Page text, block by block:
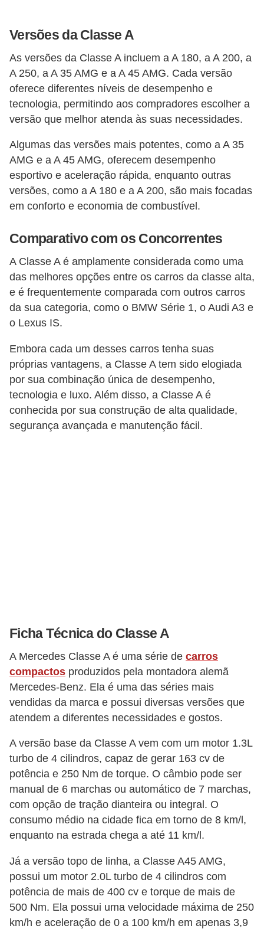
Versões da Classe A
As versões da Classe A incluem a A 180, a A 200, a
A 250, a A 35 AMG e a A 45 AMG. Cada versão
oferece diferentes níveis de desempenho e
tecnologia, permitindo aos compradores escolher a
versão que melhor atenda às suas necessidades.
Algumas das versões mais potentes, como a A 35
AMG e a A 45 AMG, oferecem desempenho
esportivo e aceleração rápida, enquanto outras
versões, como a A 180 e a A 200, são mais focadas
em conforto e economia de combustível.
Comparativo com os Concorrentes
A Classe A é amplamente considerada como uma
das melhores opções entre os carros da classe alta,
e é frequentemente comparada com outros carros
da sua categoria, como o BMW Série 1, o Audi A3 e
o Lexus IS.
Embora cada um desses carros tenha suas
próprias vantagens, a Classe A tem sido elogiada
por sua combinação única de desempenho,
tecnologia e luxo. Além disso, a Classe A é
conhecida por sua construção de alta qualidade,
segurança avançada e manutenção fácil.
Ficha Técnica do Classe A
A Mercedes Classe A é uma série de carros
compactos produzidos pela montadora alemã
Mercedes-Benz. Ela é uma das séries mais
vendidas da marca e possui diversas versões que
atendem a diferentes necessidades e gostos.
A versão base da Classe A vem com um motor 1.3L
turbo de 4 cilindros, capaz de gerar 163 cv de
potência e 250 Nm de torque. O câmbio pode ser
manual de 6 marchas ou automático de 7 marchas,
com opção de tração dianteira ou integral. O
consumo médio na cidade fica em torno de 8 km/l,
enquanto na estrada chega a até 11 km/l.
Já a versão topo de linha, a Classe A45 AMG,
possui um motor 2.0L turbo de 4 cilindros com
potência de mais de 400 cv e torque de mais de
500 Nm. Ela possui uma velocidade máxima de 250
km/h e aceleração de 0 a 100 km/h em apenas 3,9
e
í
c
u
l
o
s
M
e
c
n
i
c
a
e
m
a
n
u
t
e
n
l
s
M
o
t
o
s
e
s
c
t
e
r
s